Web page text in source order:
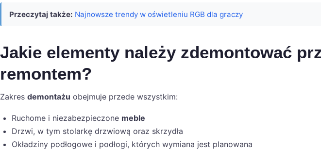
Przeczytaj także: Najnowsze trendy w oświetleniu RGB dla graczy
Jakie elementy należy zdemontować
remontem?
Zakres demontażu obejmuje przede wszystkim:
Ruchome i niezabezpieczone meble
Drzwi, w tym stolarkę drzwiową oraz skrzydła
Okładziny podłogowe i podłogi, których wymiana jest planowana